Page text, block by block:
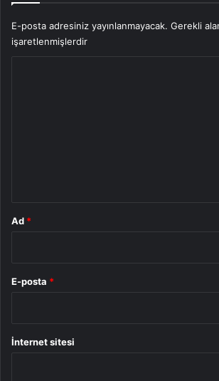
E-posta adresiniz yayınlanmayacak. Gerekli
işaretlenmişlerdir
Ad *
E-posta *
İnternet sitesi